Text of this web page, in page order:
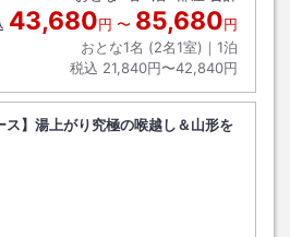
43,680円 〜 85,680円
おとな1名 (2名1室)｜ 1泊
税込 21,840円〜42,840円
】湯上がり究極の喉越し＆山形を
ト